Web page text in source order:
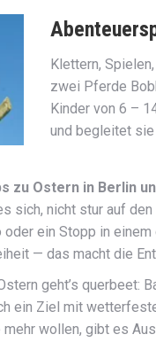
Klettern,
zwei Pferde
Kinder von 6 –
und begleitet
zu Ostern in Berlin
sich, nicht stur auf
ein Stopp in
— das macht die
geht’s querbeet:
ein Ziel mit
wollen, gibt es